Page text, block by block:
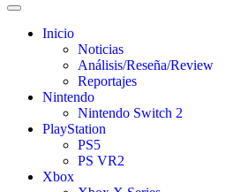
Inicio
Noticias
Análisis/Reseña/Review
Reportajes
Nintendo
Nintendo Switch 2
PlayStation
PS5
PS VR2
Xbox